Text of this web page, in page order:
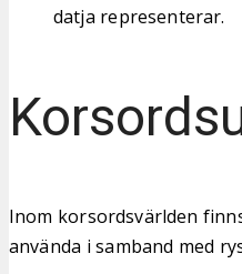
datja representerar.
Inom korsordsvärlden
använda i samband med